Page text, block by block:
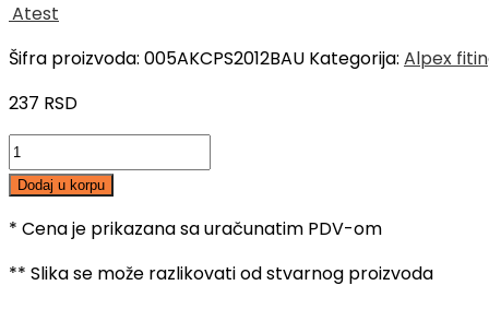
Atest
Šifra proizvoda: 005AKCPS2012BAU Kategorija: Alpex
237 RSD
BAUHERR
Alpex
kompresiona
poluspojnica
1/2",
Dodaj u korpu
* Cena je prikazana sa uračunatim PDV-om
** Slika se može razlikovati od stvarnog proizvoda